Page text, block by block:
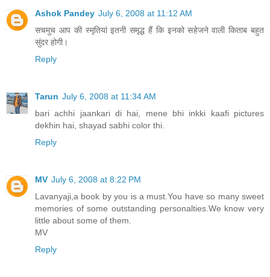
Ashok Pandey July 6, 2008 at 11:12 AM
सचमुच आप की स्‍मृतियां इतनी समृद्ध हैं कि इनको सहेजने वाली किताब बहुत
सुंदर होगी।
Reply
Tarun July 6, 2008 at 11:34 AM
bari achhi jaankari di hai, mene bhi inkki kaafi pictures
dekhin hai, shayad sabhi color thi.
Reply
MV July 6, 2008 at 8:22 PM
Lavanyaji,a book by you is a must.You have so many sweet
memories of some outstanding personalties.We know very
little about some of them.
MV
Reply